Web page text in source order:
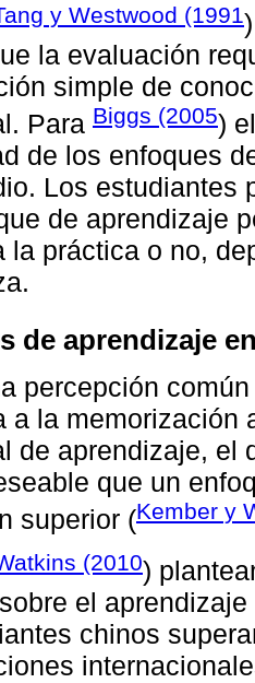
y Westwood (1991
la evaluación
simple de
Para Biggs (2005)
de los enfoques
Los estudiantes
de aprendizaje
la práctica o no,
de aprendizaje
percepción
a la memorización
de aprendizaje, el
que un
superior (Kember y
(2010)
el
chinos